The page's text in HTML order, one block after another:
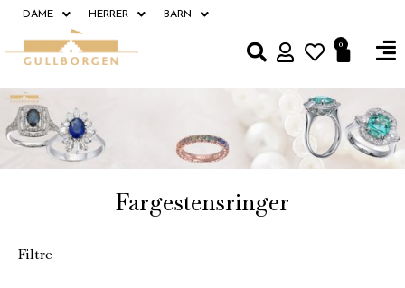
Hopp
innholdet
DAME HERRER BARN
0
Fargestensringer
Filtre